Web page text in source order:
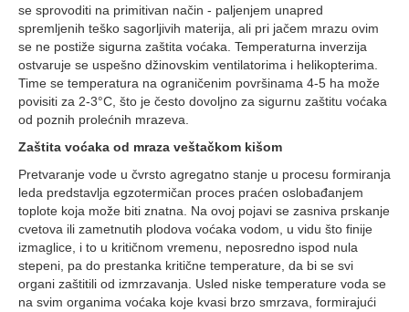
se sprovoditi na primitivan način - paljenjem unapred
spremljenih teško sagorljivih materija, ali pri jačem mrazu ovim
se ne postiže sigurna zaštita voćaka. Temperaturna inverzija
ostvaruje se uspešno džinovskim ventilatorima i helikopterima.
Time se temperatura na ograničenim površinama 4-5 ha može
povisiti za 2-3°C, što je često dovoljno za sigurnu zaštitu voćaka
od poznih prolećnih mrazeva.
Zaštita voćaka od mraza veštačkom kišom
Pretvaranje vode u čvrsto agregatno stanje u procesu formiranja
leda predstavlja egzotermičan proces praćen oslobađanjem
toplote koja može biti znatna. Na ovoj pojavi se zasniva prskanje
cvetova ili zametnutih plodova voćaka vodom, u vidu što finije
izmaglice, i to u kritičnom vremenu, neposredno ispod nula
stepeni, pa do prestanka kritične temperature, da bi se svi
organi zaštitili od izmrzavanja. Usled niske temperature voda se
na svim organima voćaka koje kvasi brzo smrzava, formirajući